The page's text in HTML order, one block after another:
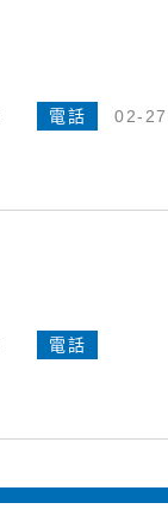
電話 02-
電話